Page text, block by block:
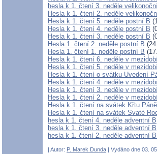
hesla k 1. čtení 3. neděle
Hesla k 1. čtení 2. neděle
Hesla k 1. čtení 5. neděle postní B
Hesla k 1. čtení 4. neděle postní B
Hesla k 1. čtení 3. neděle postní B
Hesla 1. čtení 2. neděle postní B
Hesla 1. čtení 1. neděle postní B
Hesla k 1. čtení 6. neděle v
Hesla k 1. čtení 5. neděle v
Hesla k 1. čtení o svátku Uvedení
Hesla k 1. čtení 4. neděle v
Hesla k 1. čtení 3. neděle v
Hesla k 1. čtení 2. neděle v
Hesla k 1. čtení na svátek Křtu
Hesla k 1. čtení na svátek Svaté
hesla k 1. čtení 4. neděle adventní B
hesla k 1. čtení 3. neděle adventní B
hesla k 1. čtení 2. neděle adventní
| Autor: P. Marek Dunda | Vydáno dne 03.